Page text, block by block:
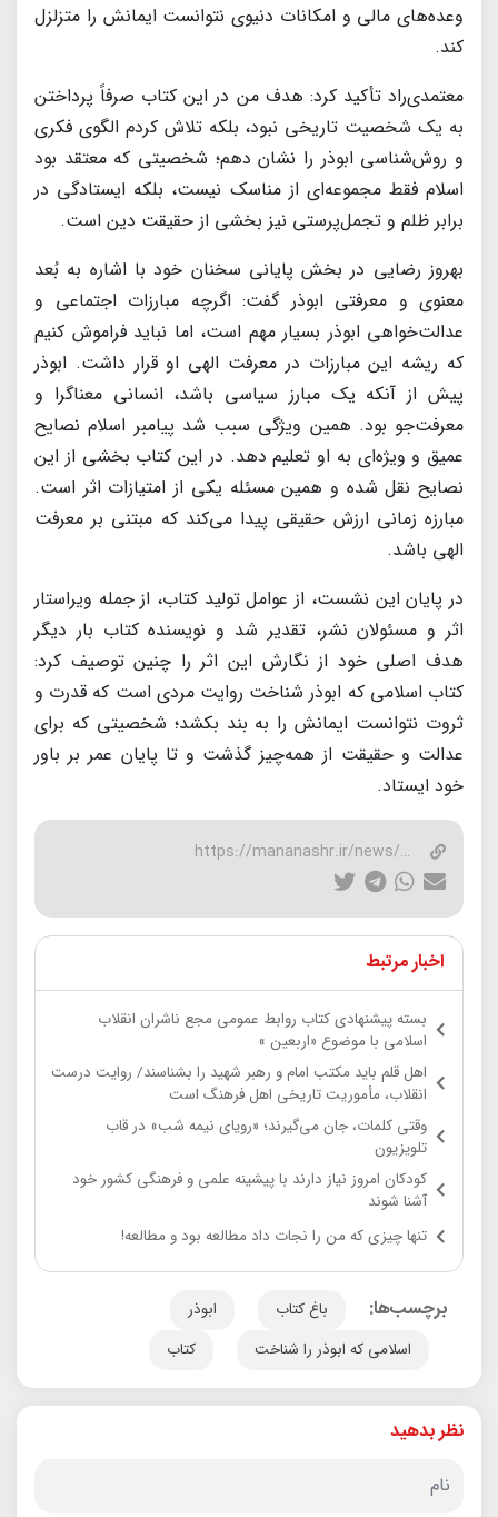
وعده‌های مالی و امکانات دنیوی نتوانست ایمانش را متزلزل
کند.
معتمدی‌راد تأکید کرد: هدف من در این کتاب صرفاً پرداختن
به یک شخصیت تاریخی نبود، بلکه تلاش کردم الگوی فکری
و روش‌شناسی ابوذر را نشان دهم؛ شخصیتی که معتقد بود
اسلام فقط مجموعه‌ای از مناسک نیست، بلکه ایستادگی در
برابر ظلم و تجمل‌پرستی نیز بخشی از حقیقت دین است.
بهروز رضایی در بخش پایانی سخنان خود با اشاره به بُعد
معنوی و معرفتی ابوذر گفت: اگرچه مبارزات اجتماعی و
عدالت‌خواهی ابوذر بسیار مهم است، اما نباید فراموش کنیم
که ریشه این مبارزات در معرفت الهی او قرار داشت. ابوذر
پیش از آنکه یک مبارز سیاسی باشد، انسانی معناگرا و
معرفت‌جو بود. همین ویژگی سبب شد پیامبر اسلام نصایح
عمیق و ویژه‌ای به او تعلیم دهد. در این کتاب بخشی از این
نصایح نقل شده و همین مسئله یکی از امتیازات اثر است.
مبارزه زمانی ارزش حقیقی پیدا می‌کند که مبتنی بر معرفت
الهی باشد.
در پایان این نشست، از عوامل تولید کتاب، از جمله ویراستار
اثر و مسئولان نشر، تقدیر شد و نویسنده کتاب بار دیگر
هدف اصلی خود از نگارش این اثر را چنین توصیف کرد:
کتاب اسلامی که ابوذر شناخت روایت مردی است که قدرت و
ثروت نتوانست ایمانش را به بند بکشد؛ شخصیتی که برای
عدالت و حقیقت از همه‌چیز گذشت و تا پایان عمر بر باور
خود ایستاد.
https://mananashr.ir/news/37020/
اخبار مرتبط
بسته پیشنهادی کتاب روابط عمومی مجع ناشران انقلاب
اسلامی با موضوع «اربعین »
اهل قلم باید مکتب امام و رهبر شهید را بشناسند/ روایت درست
انقلاب، مأموریت تاریخی اهل فرهنگ است
وقتی کلمات، جان می‌گیرند؛ «رویای نیمه شب» در قاب
تلویزیون
کودکان امروز نیاز دارند با پیشینه علمی و فرهنگی کشور خود
آشنا شوند
تنها چیزی که من را نجات داد مطالعه بود و مطالعه!
برچسب‌ها: باغ کتاب
ابوذر
اسلامی که ابوذر را شناخت
کتاب
نظر بدهید